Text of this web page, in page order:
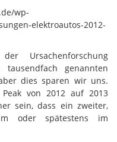
wp-
elektroautos-2012-
Ursachenforschung
genannten
dies sparen wir uns.
von 2012 auf 2013
sein, dass ein zweiter,
oder spätestens im